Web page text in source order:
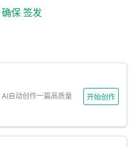
签发人的姓名通常位于标题
置。
中的另一个重要方面。正确
阅读，还能体现公文的正式
确保签发
自动创作一篇高质量
开始创作